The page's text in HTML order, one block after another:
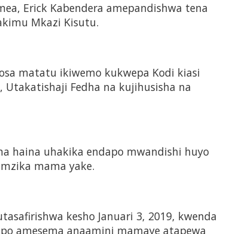
Erick Kabendera amepandishwa tena
Mkazi Kisutu.
matatu ikiwemo kukwepa Kodi kiasi
Utakatishaji Fedha na kujihusisha na
haina uhakika endapo mwandishi huyo
mama yake.
kesho Januari 3, 2019, kwenda
amesema anaamini mamaye atapewa